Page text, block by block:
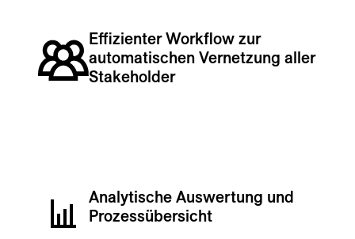
Effizienter Workflow zur
automatischen Vernetzung aller
Stakeholder
Analytische Auswertung und
Prozessübersicht